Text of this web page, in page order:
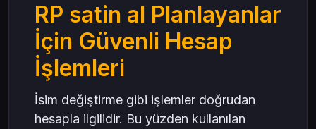
RP satin al Planlayanlar
İçin Güvenli Hesap
İşlemleri
İsim değiştirme gibi işlemler doğrudan
hesapla ilgilidir. Bu yüzden kullanılan